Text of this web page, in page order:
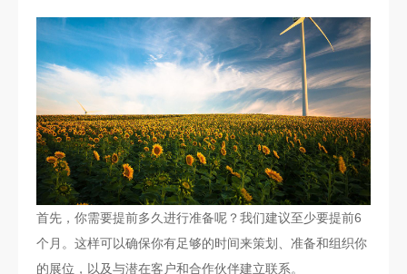
首先，你需要提前多久进行准备呢？我们建议至少要提前6
个月。这样可以确保你有足够的时间来策划、准备和组织你
的展位，以及与潜在客户和合作伙伴建立联系。